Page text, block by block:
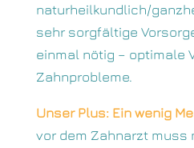
naturheilkundlich/
sehr sorgfältige
einmal nötig – optimale
Zahnprobleme.
Unser Plus: Ein wenig
vor dem Zahnarzt muss